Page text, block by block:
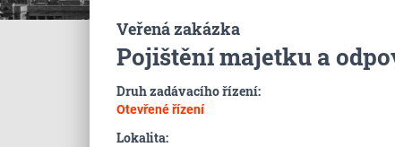
Veřená zakázka
Pojištění majetku a
Druh zadávacího řízení:
Otevřené řízení
Lokalita: